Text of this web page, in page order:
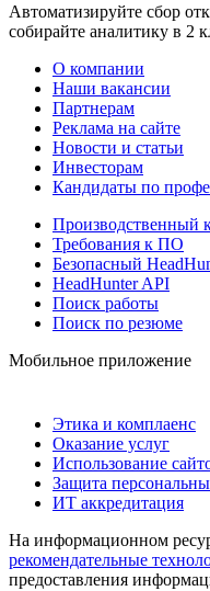
Автоматизируйте сбор
собирайте аналитику в 2
О компании
Наши вакансии
Партнерам
Реклама на сайте
Новости и статьи
Инвесторам
Кандидаты по
Производственный
Требования к ПО
Безопасный
HeadHunter API
Поиск работы
Поиск по резюме
Мобильное приложение
Этика и комплаенс
Оказание услуг
Использование
Защита
ИТ аккредитация
На информационном
рекомендательные
предоставления